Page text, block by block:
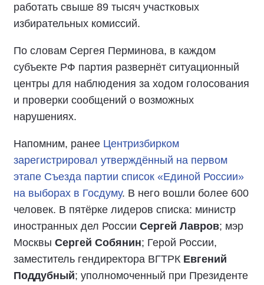
работать свыше 89 тысяч участковых
избирательных комиссий.
По словам Сергея Перминова, в каждом
субъекте РФ партия развернёт ситуационный
центры для наблюдения за ходом голосования
и проверки сообщений о возможных
нарушениях.
Напомним, ранее Центризбирком
зарегистрировал утверждённый на первом
этапе Съезда партии список «Единой России»
на выборах в Госдуму. В него вошли более 600
человек. В пятёрке лидеров списка: министр
иностранных дел России Сергей Лавров; мэр
Москвы Сергей Собянин; Герой России,
заместитель гендиректора ВГТРК Евгений
Поддубный; уполномоченный при Президенте